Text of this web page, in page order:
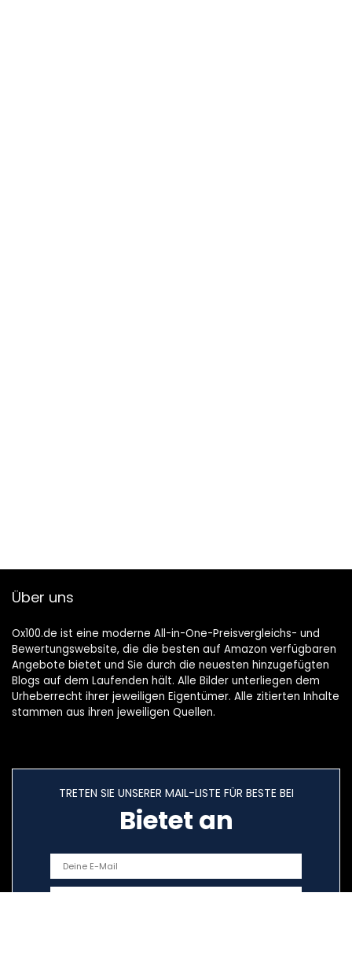
Über uns
Ox100.de ist eine moderne All-in-One-Preisvergleichs- und
Bewertungswebsite, die die besten auf Amazon verfügbaren
Angebote bietet und Sie durch die neuesten hinzugefügten
Blogs auf dem Laufenden hält. Alle Bilder unterliegen dem
Urheberrecht ihrer jeweiligen Eigentümer. Alle zitierten Inhalte
stammen aus ihren jeweiligen Quellen.
TRETEN SIE UNSERER MAIL-LISTE FÜR BESTE BEI
Bietet an